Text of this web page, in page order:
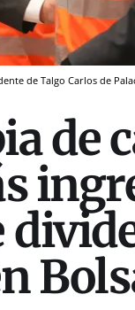
de Talgo Carlos de
de